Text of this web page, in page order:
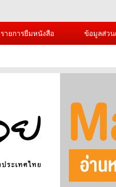
รายการยืมหนังสือ ข้อมูลส่ว